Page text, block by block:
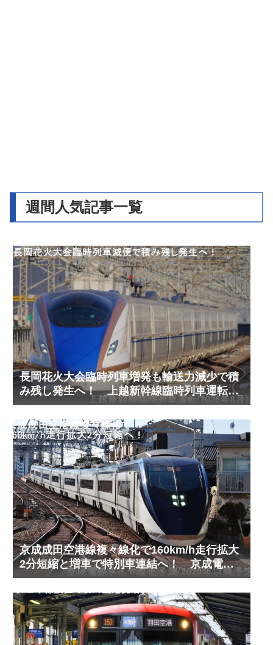
週間人気記事一覧
長岡花火大会臨時列車増発も輸送力減少で積
み残し発生へ！ 上越新幹線臨時列車運転
(2026年8月)
京成成田空港線複々線化で160km/h走行拡大
2分短縮と増車で特別車連結へ！ 京成電鉄
ダイヤ改正予測(2029年以降予定)